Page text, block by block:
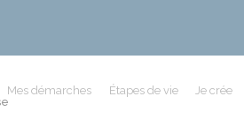
Mes démarches Étapes de vie
Je crée